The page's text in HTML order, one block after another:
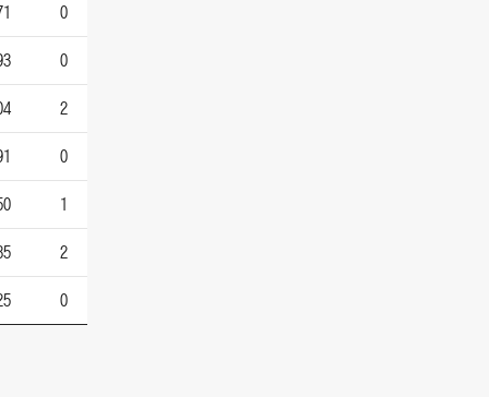
0
0
2
0
1
2
0